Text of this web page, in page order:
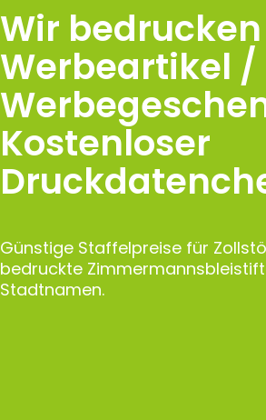
Wir
Werbeartikel /
Kostenloser
Günstige Staffelpreise für
bedruckte
Stadtnamen.